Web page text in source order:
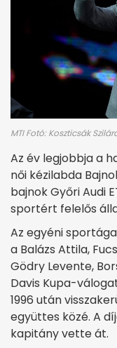
MTI Fotó: Koszticsák
Az év legjobbja a
női kézilabda
bajnok Győri Audi
sportért felelős
Az egyéni
a Balázs Attila,
Gödry Levente,
Davis Kupa-
1996 után
együttes közé. A
kapitány vette át.